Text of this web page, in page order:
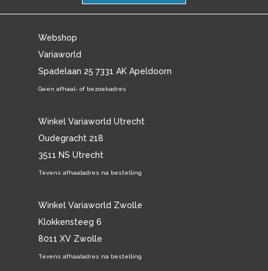
Webshop
Variaworld
Spadelaan 25 7331 AK Apeldoorn
Geen afhaal- of bezoekadres
Winkel Variaworld Utrecht
Oudegracht 218
3511 NS Utrecht
Tevens afhaaladres na bestelling
Winkel Variaworld Zwolle
Klokkensteeg 6
8011 XV Zwolle
Tevens afhaaladres na bestelling